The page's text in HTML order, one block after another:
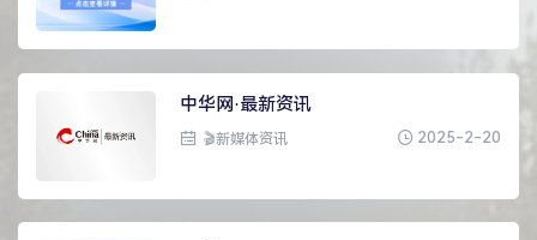
中华网·最新资讯
🎬新媒体资讯 2025-2-20